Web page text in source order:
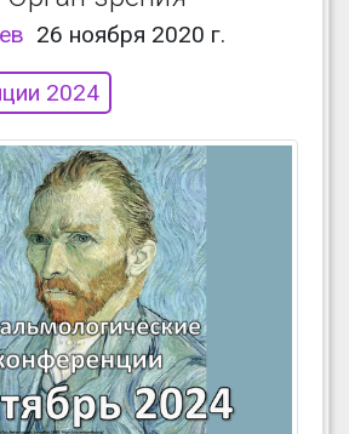
26 ноября 2020 г.
2024